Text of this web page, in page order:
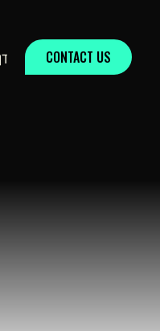
CONTACT US ד